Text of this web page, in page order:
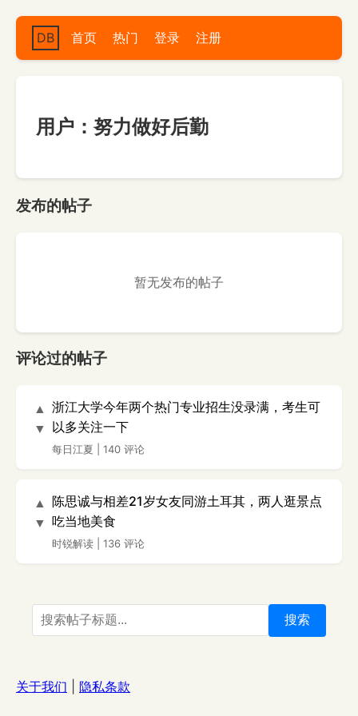
DB 首页 热门 登录 注册
用户：努力做好后勤
发布的帖子
暂无发布的帖子
评论过的帖子
▲
▼
浙江大学今年两个热门专业招生没录满，考生可
以多关注一下
每日江夏 140 评论
▲
▼
陈思诚与相差21岁女友同游土耳其，两人逛景点
吃当地美食
时锐解读 136 评论
搜索
关于我们 隐私条款